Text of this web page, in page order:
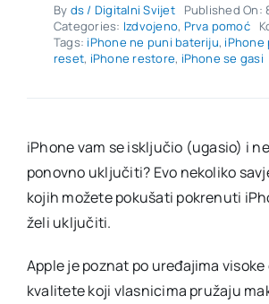
By ds / Digitalni Svijet
Published On:
Categories: Izdvojeno, Prva pomoć
Tags: iPhone ne puni bateriju, iPhone
reset, iPhone restore, iPhone se gasi
iPhone vam se isključio (ugasio) i
ponovno uključiti? Evo nekoliko
kojih možete pokušati pokrenuti
želi uključiti.
Apple je poznat po uređajima
kvalitete koji vlasnicima pružaju